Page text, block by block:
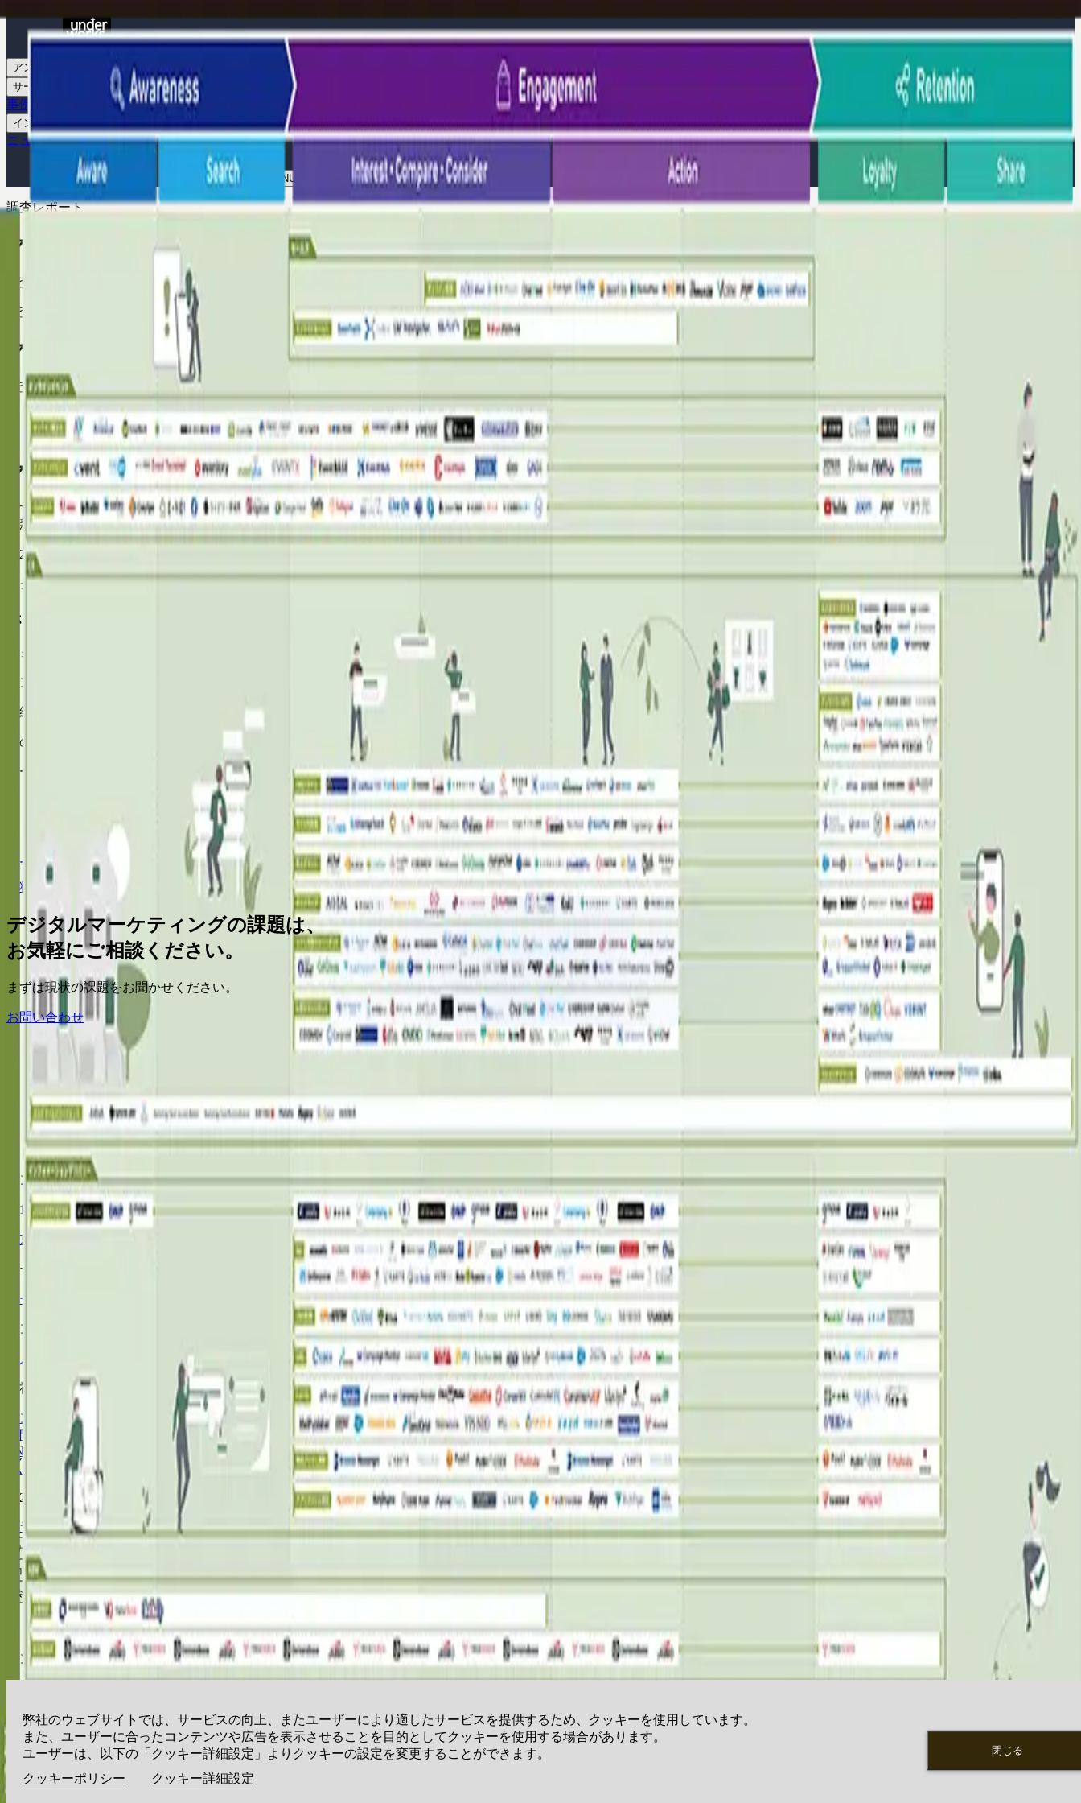
アンダーワークスとは
サービス
事例
インサイト・DMJ
ニュースセミナー採用お問い合わせ
お問い合わせ MENU
調査レポート
マーケティングテクノロジーカオスマップJAPAN 2022
調査レポート
調査レポート
マーケティングテクノロジーカオスマップJAPAN 2022
調査レポート
カオスマップのダウンロード
ホワイトペーパーに関するお問い合わせ
マーケティングテクノロジーカオスマップJAPAN 2022
デザインを刷新し、顧客ステージごとに新たに分類した2022年版のマーケティングテクノロジーカオスマップ。国内で最も広範囲に捉えた「マーケティングテクノロジー」1,566ツール
を新たな42分類で一覧化。
2023年1月時点の日本国内における主要マーケティングツールを俯瞰できます。
>>最新のマーケティングテクノロジーカオスマップJAPANはこちら
ホワイトペーパーに関するお問い合わせ
フォームが表示されない、メールが送られてこない等の不具合がございましたら、お手数をおかけいたしますが、下記宛てにご連絡くださいますようお願い申し上げます。
アンダーワークス株式会社
連絡先：
この記事に関連する
サービス
マーケティングテクノロジースタック基盤構想
サーバーセキュリティでは防げないデータ侵害と対策
マーケティングデータ活用実態調査 2023年版
資料ダウンロード一覧を見る
デジタルマーケティングの課題は、
お気軽にご相談ください。
まずは現状の課題をお聞かせください。
お問い合わせ
ホーム
マーケティングテクノロジーカオスマップJAPAN 2022
アンダーワークス株式会社
〒105-0001
東京都港区虎ノ門3-19-13 スピリットビル7階
サービス
サービス一覧 AIソリューショングローバルソリューション
コンテンツ
導入事例 資料ダウンロード セミナー
会社情報
アンダーワークスとは 会社概要 ニュース
お問い合わせ
EN
2026 Underworks Co. Ltd.
プライバシーポリシークッキーポリシー クッキー詳細設定 ご利用条件情報セキュリティ基本方針
サービス
コンテンツ
会社情報
アンダーワークス株式会社
2026 Underworks Co. Ltd.
プライバシーポリシー クッキーポリシー クッキー詳細設定
弊社のウェブサイトでは、サービスの向上、またユーザーにより適したサービスを提供するため、クッキーを使用しています。
また、ユーザーに合ったコンテンツや広告を表示させることを目的としてクッキーを使用する場合があります。
ユーザーは、以下の「クッキー詳細設定」よりクッキーの設定を変更することができます。
クッキーポリシー
クッキー詳細設定
閉じる